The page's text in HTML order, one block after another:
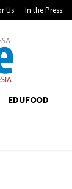
Us In the Press
EDUFOOD